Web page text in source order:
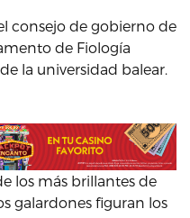
consejo de gobierno de
de Fiología
la universidad balear.
los más brillantes de
galardones figuran los